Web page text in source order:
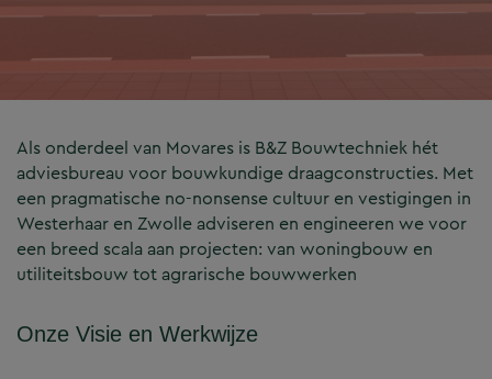
Als onderdeel van Movares is B&Z Bouwtechniek hét
adviesbureau voor bouwkundige draagconstructies. Met
een pragmatische no-nonsense cultuur en vestigingen in
Westerhaar en Zwolle adviseren en engineeren we voor
een breed scala aan projecten: van woningbouw en
utiliteitsbouw tot agrarische bouwwerken
Onze Visie en Werkwijze